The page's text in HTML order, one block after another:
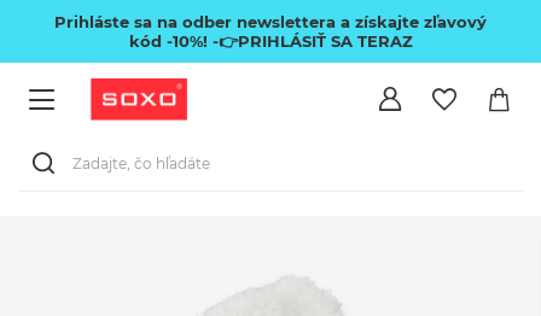
Prihláste sa na odber newslettera a získajte zľavový
kód -10%! -👉PRIHLÁSIŤ SA TERAZ